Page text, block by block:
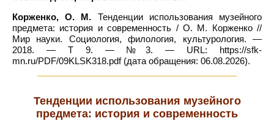
Корженко, О. М. Тенденции использования музейного
предмета: история и современность / О. М. Корженко //
Мир науки. Социология, филология, культурология. —
2018. — Т 9. — №3. — URL: https://sfk-
mn.ru/PDF/09KLSK318.pdf (дата обращения: 06.08.2026).
Тенденции использования музейного
предмета: история и современность